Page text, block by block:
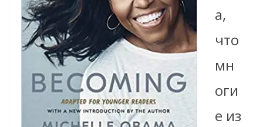
а,
что
мн
оги
е из